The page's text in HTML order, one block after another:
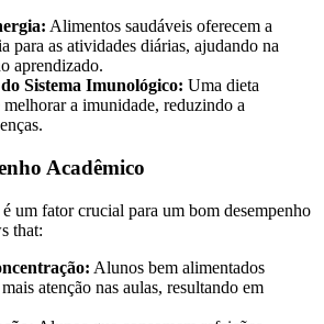
Alimentos saudáveis oferecem a
para as atividades diárias, ajudando na
aprendizado.
Sistema Imunológico: Uma dieta
melhorar a imunidade, reduzindo a
Acadêmico
um fator crucial para um bom desempenho
that:
Alunos bem alimentados
atenção nas aulas, resultando em